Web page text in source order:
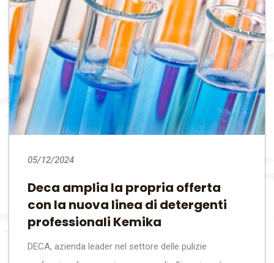
05/12/2024
Deca amplia la propria offerta
con la nuova linea di detergenti
professionali Kemika
DECA, azienda leader nel settore delle pulizie